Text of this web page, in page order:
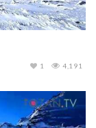
4,191
1